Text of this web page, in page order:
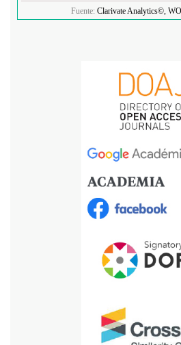
Fuente: Clarivate Analytics©,